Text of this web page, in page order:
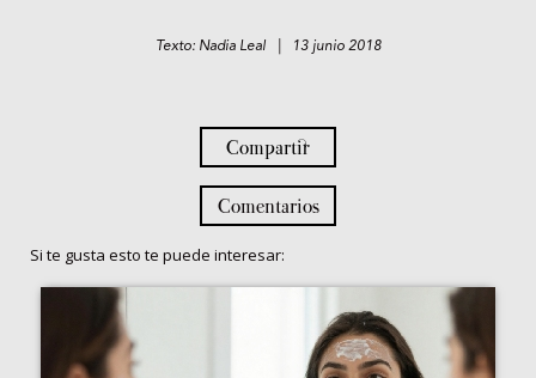
Texto: Nadia Leal | 13 junio 2018
Compartir
Comentarios
Si te gusta esto te puede interesar: